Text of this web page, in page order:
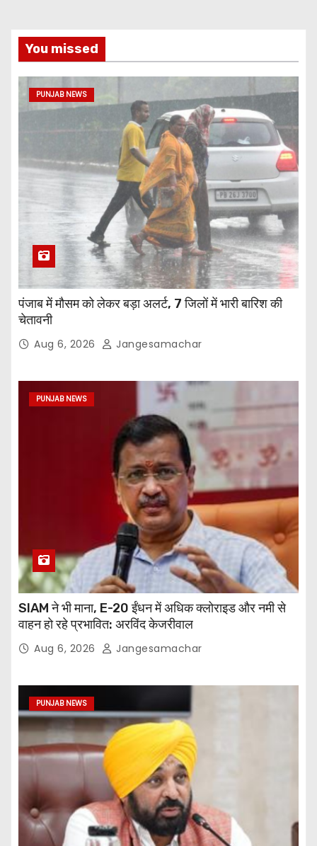
You missed
PUNJAB NEWS
पंजाब में मौसम को लेकर बड़ा अलर्ट, 7 जिलों में भारी बारिश की
चेतावनी
Aug 6, 2026 Jangesamachar
PUNJAB NEWS
SIAM ने भी माना, E-20 ईंधन में अधिक क्लोराइड और नमी से
वाहन हो रहे प्रभावित: अरविंद केजरीवाल
Aug 6, 2026 Jangesamachar
PUNJAB NEWS